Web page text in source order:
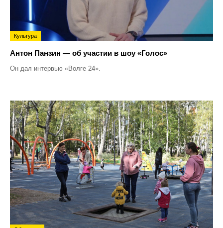
Культура
Антон Панзин — об участии в шоу «Голос»
Он дал интервью «Волге 24».